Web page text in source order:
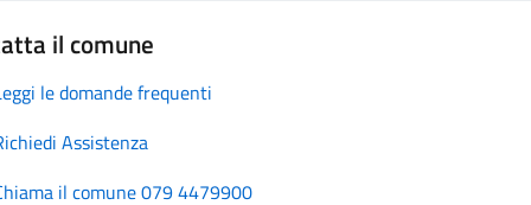
il comune
le domande frequenti
Assistenza
il comune 079 4479900